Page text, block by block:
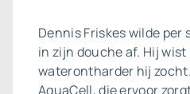
Dennis Friskes wilde per
in zijn douche af. Hij
waterontharder hij
AquaCell, die ervoor